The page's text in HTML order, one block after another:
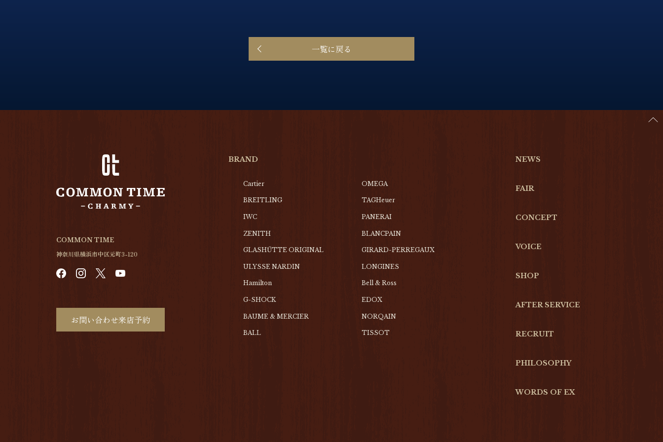
一覧に戻る
NEWS
FAIR
CONCEPT
BRAND
Cartier OMEGA
BREITLING TAGHeuer
IWC PANERAI
ZENITH BLANCPAIN
GLASHŰTTE ORIGINAL GIRARD-PERREGAUX
ULYSSE NARDIN LONGINES
Hamilton Bell & Ross
G-SHOCK EDOX
BAUME & MERCIER NORQAIN
BALL TISSOT
VOICE
SHOP
AFTER SERVICE
RECRUIT
PHILOSOPHY
WORDS OF EX
COMMON TIME
神奈川県横浜市中区元町3-120
お問い合わせ来店予約